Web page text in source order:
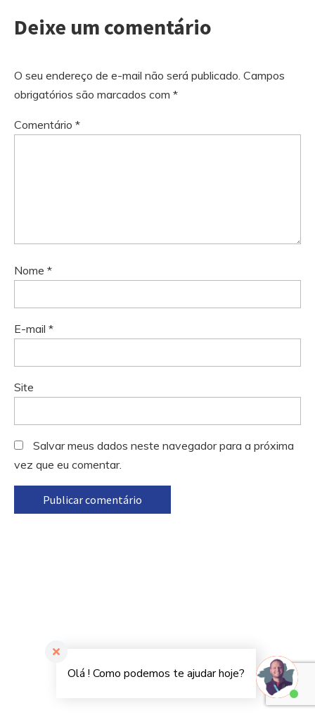
Deixe um comentário
O seu endereço de e-mail não será publicado. Campos
obrigatórios são marcados com *
Comentário *
Nome *
E-mail *
Site
Salvar meus dados neste navegador para a próxima
vez que eu comentar.